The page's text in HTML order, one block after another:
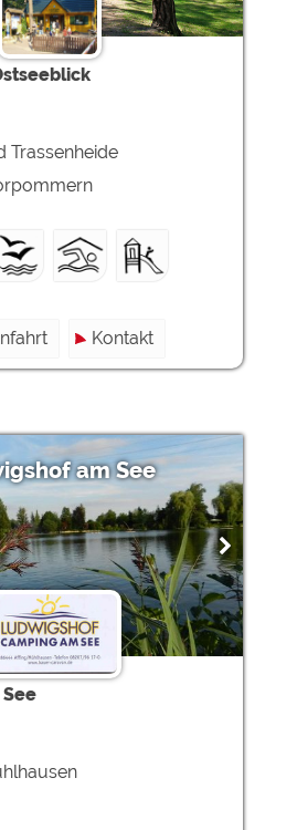
Trassenheide
Kontakt
am See